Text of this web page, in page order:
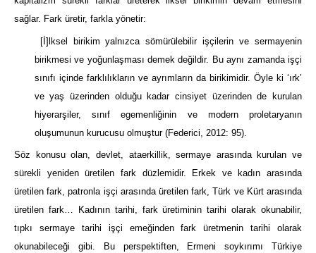
sağlar. Fark üretir, farkla yönetir:
[İ]lksel birikim yalnızca sömürülebilir işçilerin ve sermayenin
birikmesi ve yoğunlaşması demek değildir. Bu aynı zamanda işçi
sınıfı içinde farklılıkların ve ayrımların da birikimidir. Öyle ki ‘ırk’
ve yaş üzerinden olduğu kadar cinsiyet üzerinden de kurulan
hiyerarşiler, sınıf egemenliğinin ve modern proletaryanın
oluşumunun kurucusu olmuştur (Federici, 2012: 95).
Söz konusu olan, devlet, ataerkillik, sermaye arasında kurulan ve
sürekli yeniden üretilen fark düzlemidir. Erkek ve kadın arasında
üretilen fark, patronla işçi arasında üretilen fark, Türk ve Kürt arasında
üretilen fark… Kadının tarihi, fark üretiminin tarihi olarak okunabilir,
tıpkı sermaye tarihi işçi emeğinden fark üretmenin tarihi olarak
okunabileceği gibi. Bu perspektiften, Ermeni soykırımı Türkiye